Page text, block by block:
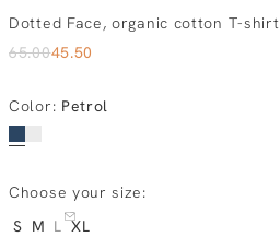
Dotted Face, organic cotton T-shirt
65.0045.50
Color: Petrol
Choose your size:
S M L XL